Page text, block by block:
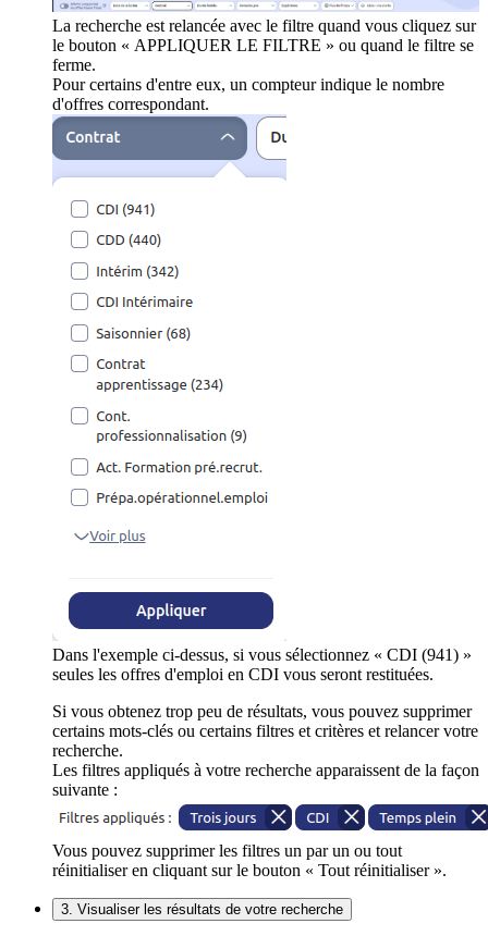
La recherche est relancée avec le filtre quand vous cliquez sur
le bouton « APPLIQUER LE FILTRE » ou quand le filtre se
ferme.
Pour certains d'entre eux, un compteur indique le nombre
d'offres correspondant.
Dans l'exemple ci-dessus, si vous sélectionnez « CDI (941) »
seules les offres d'emploi en CDI vous seront restituées.
Si vous obtenez trop peu de résultats, vous pouvez supprimer
certains mots-clés ou certains filtres et critères et relancer votre
recherche.
Les filtres appliqués à votre recherche apparaissent de la façon
suivante :
Vous pouvez supprimer les filtres un par un ou tout
réinitialiser en cliquant sur le bouton « Tout réinitialiser ».
3. Visualiser les résultats de votre recherche